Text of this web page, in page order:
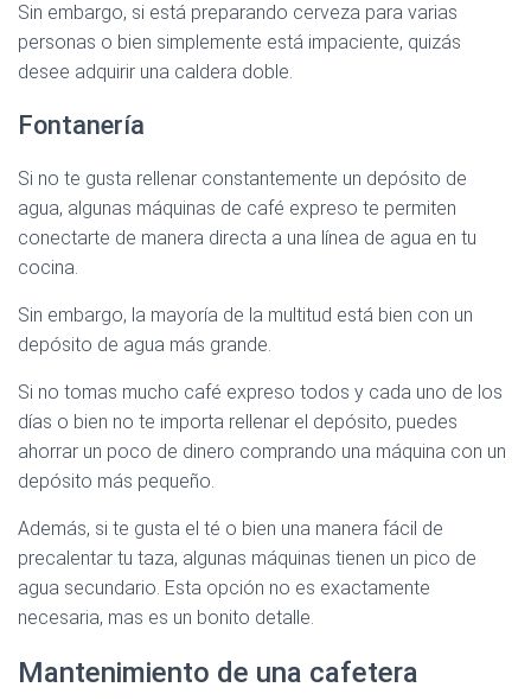
Sin embargo, si está preparando cerveza para varias
personas o bien simplemente está impaciente, quizás
desee adquirir una caldera doble.
Fontanería
Si no te gusta rellenar constantemente un depósito de
agua, algunas máquinas de café expreso te permiten
conectarte de manera directa a una línea de agua en tu
cocina.
Sin embargo, la mayoría de la multitud está bien con un
depósito de agua más grande.
Si no tomas mucho café expreso todos y cada uno de los
días o bien no te importa rellenar el depósito, puedes
ahorrar un poco de dinero comprando una máquina con un
depósito más pequeño.
Además, si te gusta el té o bien una manera fácil de
precalentar tu taza, algunas máquinas tienen un pico de
agua secundario. Esta opción no es exactamente
necesaria, mas es un bonito detalle.
Mantenimiento de una cafetera